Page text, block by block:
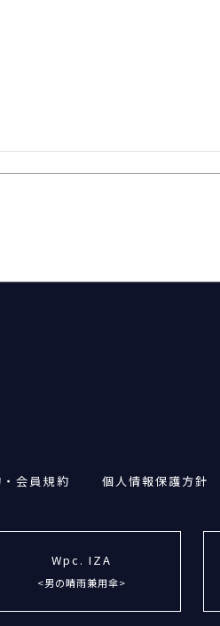
会員規約 個人情報保護方針
Wpc. IZA
<男の晴雨兼用傘>